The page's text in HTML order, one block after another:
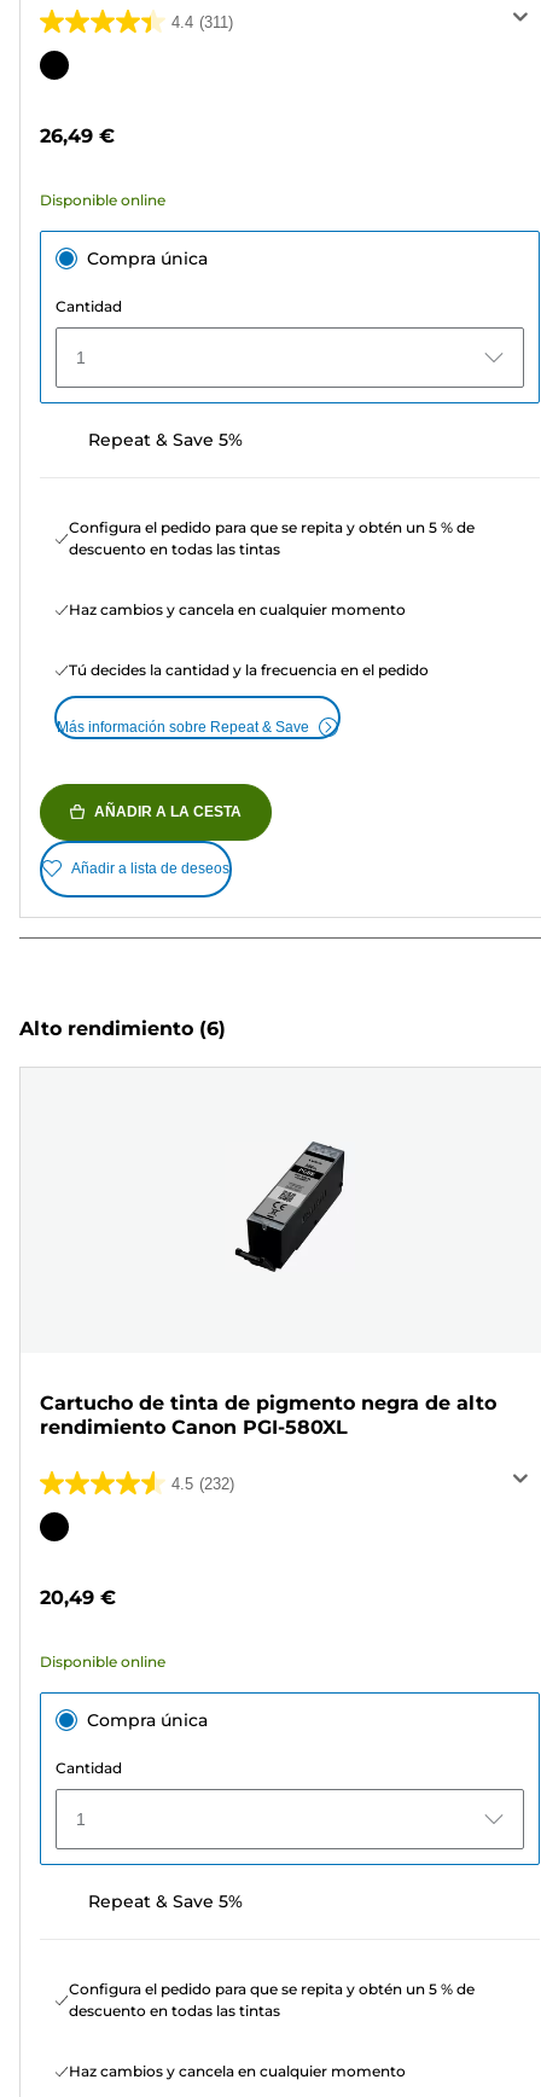
4.4 (311)
4.4
de
311
Cartucho
color
26,49 €
Disponible online
Compra única
Cantidad
1
Repeat & Save 5%
Configura el pedido para que se repita y obtén un 5 % de
descuento en todas las tintas
Haz cambios y cancela en cualquier momento
Tú decides la cantidad y la frecuencia en el pedido
Más información sobre Repeat & Save
AÑADIR A LA CESTA
Añadir a lista de deseos
Alto rendimiento (6)
Cartucho de tinta de pigmento negra de alto
rendimiento Canon PGI-580XL
4.5 (232)
4.5
de
232
Cartucho
color
20,49 €
Disponible online
Compra única
Cantidad
1
Repeat & Save 5%
Configura el pedido para que se repita y obtén un 5 % de
descuento en todas las tintas
Haz cambios y cancela en cualquier momento